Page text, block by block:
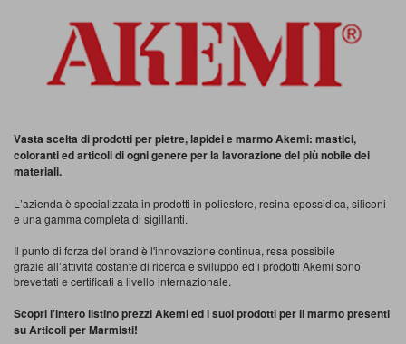
Vasta scelta di prodotti per pietre, lapidei e marmo Akemi: mastici,
coloranti ed articoli di ogni genere per la lavorazione del più nobile dei
materiali.
L’azienda è specializzata in prodotti in poliestere, resina epossidica, siliconi
e una gamma completa di sigillanti.
Il punto di forza del brand è l'innovazione continua, resa possibile
grazie all’attività costante di ricerca e sviluppo ed i prodotti Akemi sono
brevettati e certificati a livello internazionale.
Scopri l'intero listino prezzi Akemi ed i suoi prodotti per il marmo presenti
su Articoli per Marmisti!